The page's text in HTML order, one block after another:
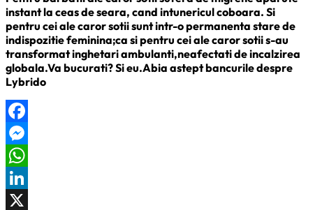
instant la ceas de seara, cand intunericul coboara. Si
pentru cei ale caror sotii sunt intr-o permanenta stare de
indispozitie feminina;ca si pentru cei ale caror sotii s-au
transformat inghetari ambulanti,neafectati de incalzirea
globala.Va bucurati? Si eu.Abia astept bancurile despre
Lybrido
Facebook
Messenger
WhatsApp
LinkedIn